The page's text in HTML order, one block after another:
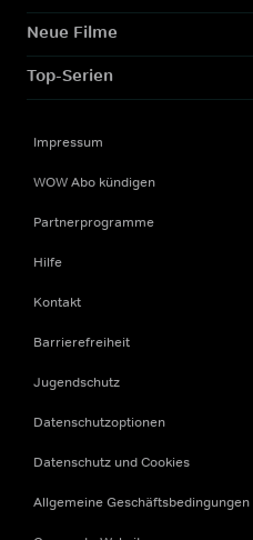
Neue Filme
Top-Serien
Impressum
WOW Abo kündigen
Partnerprogramme
Hilfe
Kontakt
Barrierefreiheit
Jugendschutz
Datenschutzoptionen
Datenschutz und Cookies
Allgemeine Geschäftsbedingungen